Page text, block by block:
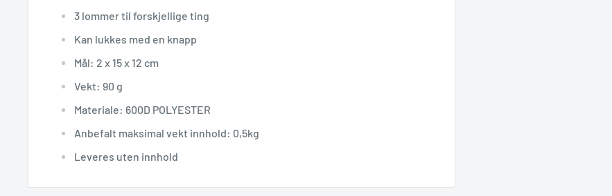
3 lommer til forskjellige ting
Kan lukkes med en knapp
Mål: 2 x 15 x 12 cm
Vekt: 90 g
Materiale: 600D POLYESTER
Anbefalt maksimal vekt innhold: 0,5kg
Leveres uten innhold